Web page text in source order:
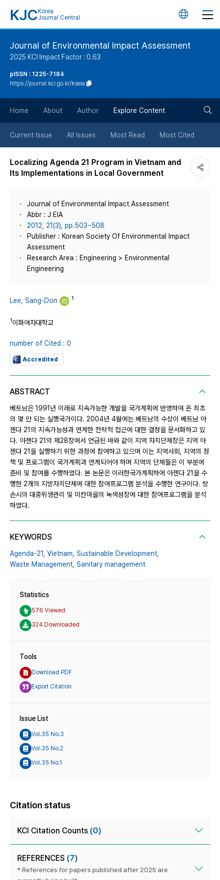
KJC Korea
Journal Central
언
튼
Journal of Environmental Impact Assessment
2025 KCI Impact Factor : 0.63
pISSN : 1225-7184
https://journal.kci.go.kr/kseia
Home About Author Explore Content
Current Issue All Issues Most Read Most Cited
Localizing Agenda 21 Program in Vietnam and
Its Implementations in Local Government
Journal of Environmental Impact Assessment
Abbr : J EIA
2012, 21(3), pp.503~508
Publisher : Korean Society Of Environmental Impact
Assessment
Research Area : Engineering > Environmental
Engineering
Lee, Sang-Don 1
1이화여자대학교
number of Cited : 0
Accredited
ABSTRACT
베트남은 1991년 이래로 지속가능한 개발을 국가계획에 반영하여 온 최초
의 몇 안 되는 실행국가이다. 2004년 4월에는 베트남의 수상이 베트남 아
젠다 21의 지속가능성과 연계한 전략적 접근에 대한 결정을 문서화하고 있
다. 아젠다 21의 제28장에서 언급된 바와 같이 지역 자치단체장은 지역 아
젠다 21을 실행하기 위한 과정에 참여하고 있으며 이는 지역사회, 지역의 정
책 및 프로그램이 국가계획과 연계되어야 하며 지역의 단체들은 이 부분에
준비 및 참여를 수행하였다. 본 논문은 이러한국가계획하에 아젠다 21을 수
행한 2개의 지방자치단체에 대한 참여프로그램 분석을 수행한 연구이다. 랑
손시의 대중위생관리 및 미칸마을의 녹색성장에 대한 참여프로그램을 분석
하였다.
KEYWORDS
Agenda-21, Vietnam, Sustainable Development,
Waste Management, Sanitary management
Statistics
576 Viewed
324 Downloaded
Tools
Download PDF
Export Citation
Issue List
Vol.35 No.3
Vol.35 No.2
Vol.35 No.1
Citation status
KCI Citation Counts (0)
REFERENCES (7)
* References for papers published after 2025 are